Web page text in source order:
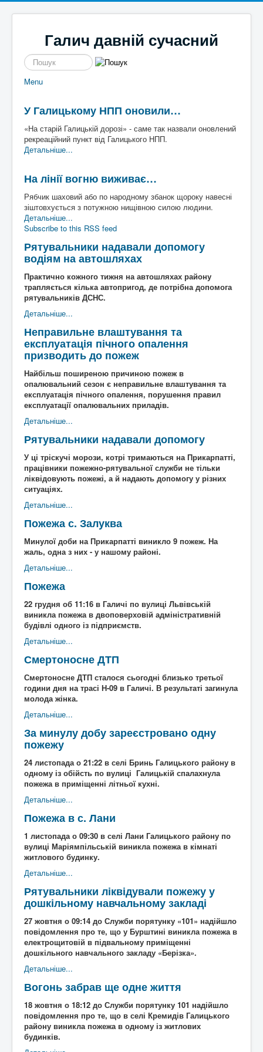
Галич давній сучасний
пошук
Menu
ЕкономікаІ сміх і сЛьози
Кримінал
Так сі не робе
Наше містоЧим жиє
СпортТо сила
Культура
ВолонтерствоЧас для інших
Надзвичайні подіїШо сі стало
Галич
ПостатіХто там
Художники
Діячі
Постаті війни
Відео
ПодіїКоли то було
Історична мандрівка
Туриз
Онлайн трансляції
и
Додати блогЛюбителям писанини
Галицькі рагуліЗнайомство з "князьками"
НаболілеПіднімаємо проблеми
РізнеРізнокаліберно
ПорадникЯк то ся робит
й
сучасний"
ГаличфестФестивалимо
Контакти
У Галицькому НПП оновили…
«На старій Галицькій дорозі» - саме так назвали оновлений
рекреаційний пункт від Галицького НПП.
Детальніше...
На лінії вогню виживає…
Рябчик шаховий або по народному збанок щороку навесні
зіштовхується з потужною нищівною силою людини.
Детальніше...
Subscribe to this RSS feed
Рятувальники надавали допомогу
водіям на автошляхах
Практично кожного тижня на автошляхах району
трапляється кілька автопригод, де потрібна допомога
рятувальників ДСНС.
Детальніше...
Неправильне влаштування та
експлуатація пічного опалення
призводить до пожеж
Найбільш поширеною причиною пожеж в
опалювальний сезон є неправильне влаштування та
експлуатація пічного опалення, порушення правил
експлуатації опалювальних приладів.
Детальніше...
Рятувальники надавали допомогу
У ці тріскучі морози, котрі тримаються на Прикарпатті,
працівники пожежно-рятувальної служби не тільки
ліквідовують пожежі, а й надають допомогу у різних
ситуаціях.
Детальніше...
Пожежа с. Залуква
Минулої доби на Прикарпатті виникло 9 пожеж. На
жаль, одна з них - у нашому районі.
Детальніше...
Пожежа
22 грудня об 11:16 в Галичі по вулиці Львівській
виникла пожежа в двоповерховій адміністративній
будівлі одного із підприємств.
Детальніше...
Смертоносне ДТП
Смертоносне ДТП сталося сьогодні близько третьої
години дня на трасі Н-09 в Галичі. В результаті загинула
молода жінка.
Детальніше...
За минулу добу зареєстровано одну
пожежу
24 листопада о 21:22 в селі Бринь Галицького району в
одному із обійсть по вулиці Галицькій спалахнула
пожежа в приміщенні літньої кухні.
Детальніше...
Пожежа в с. Лани
1 листопада о 09:30 в селі Лани Галицького району по
вулиці Маріямпільській виникла пожежа в кімнаті
житлового будинку.
Детальніше...
Рятувальники ліквідували пожежу у
дошкільному навчальному закладі
27 жовтня о 09:14 до Служби порятунку «101» надійшло
повідомлення про те, що у Бурштині виникла пожежа в
електрощитовій в підвальному приміщенні
дошкільного навчального закладу «Берізка».
Детальніше...
Вогонь забрав ще одне життя
18 жовтня о 18:12 до Служби порятунку 101 надійшло
повідомлення про те, що в селі Кремидів Галицького
району виникла пожежа в одному із житлових
будинків.